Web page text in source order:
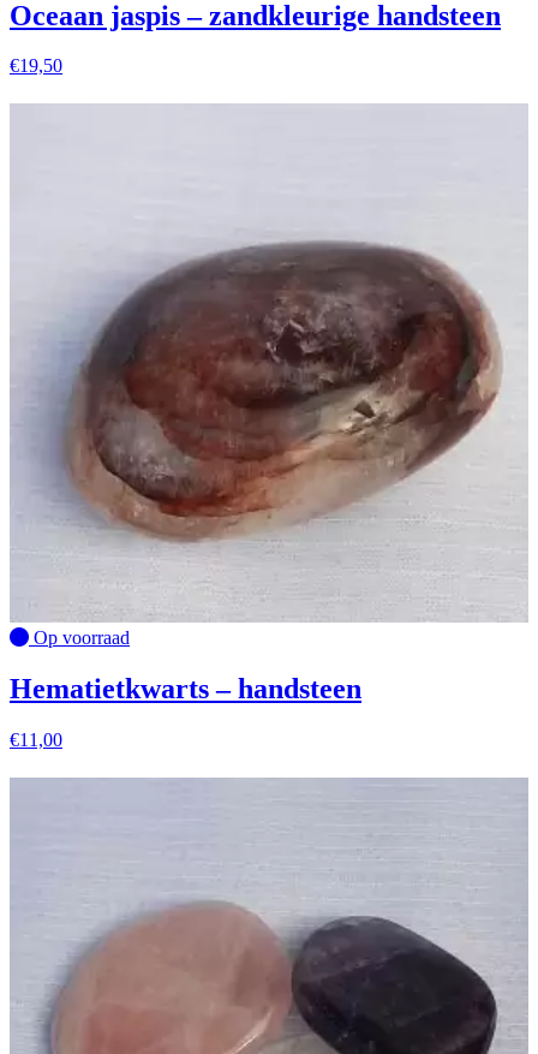
Oceaan jaspis – zandkleurige handsteen
€19,50
Op voorraad
Hematietkwarts – handsteen
€11,00